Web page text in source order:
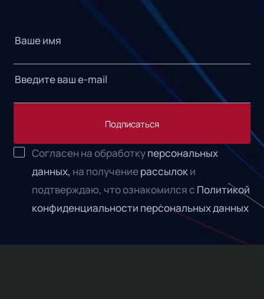
Подписаться
Согласен на обработкуперсональных
данных, на получениерассылоки
подтверждаю, что ознакомился с Политикой
конфиденциальности персональных данных